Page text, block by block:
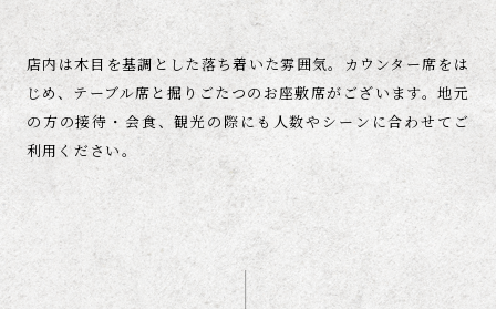
店内は木目を基調とした落ち着いた雰囲気。カウンター席をは
じめ、 テーブル席と掘りごたつのお座敷席がございます。地元
の方の接待・会食、観光の際にも人数やシーンに合わせて ご
利用ください。